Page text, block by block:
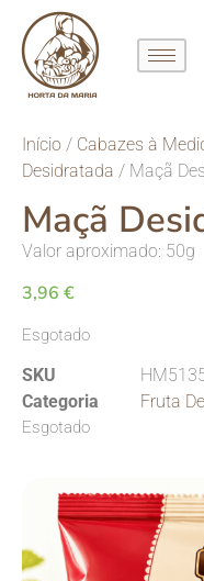
Início / Cabazes à
Desidratada / Maçã
Maçã
Valor aproximado: 50g
3,96 €
Esgotado
SKU
Categoria
Fruta
Esgotado